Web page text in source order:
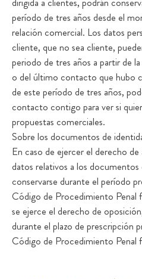
período de tres años desde el
relación comercial. Los datos
cliente, que no sea cliente,
periodo de tres años a partir de
o del último contacto que hubo
de este período de tres años,
contacto contigo para ver si
propuestas comerciales.
Sobre los documentos de
En caso de ejercer el derecho
datos relativos a los
conservarse durante el período
Código de Procedimiento Penal
se ejerce el derecho de
durante el plazo de prescripción
Código de Procedimiento Penal